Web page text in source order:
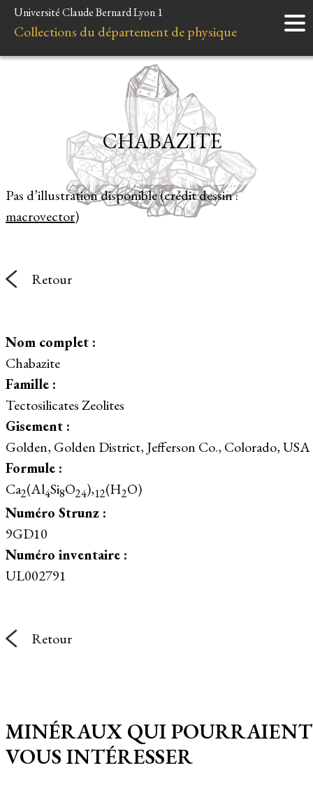
Accueil
Instruments
Liens et ressources
Université Claude Bernard Lyon 1
Collections du département de physique
Pas d’illustration disponible (crédit dessin :
macrovector)
CHABAZITE
Retour
Nom complet :
Chabazite
Famille :
Tectosilicates Zeolites
Gisement :
Golden, Golden District, Jefferson Co., Colorado, USA
Formule :
Ca2(Al4Si8O24),12(H2O)
Numéro Strunz :
9GD10
Numéro inventaire :
UL002791
Retour
MINÉRAUX QUI POURRAIENT
VOUS INTÉRESSER